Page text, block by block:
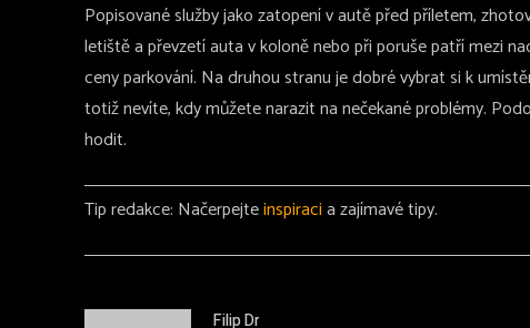
Popisované služby jako zatopení v autě před příletem,
letiště a převzetí auta v koloně nebo při poruše patří mezi
ceny parkování. Na druhou stranu je dobré vybrat si k
totiž nevíte, kdy můžete narazit na nečekané problémy.
hodit.
Tip redakce: Načerpejteinspiracia zajímavé tipy.
Filip Dr